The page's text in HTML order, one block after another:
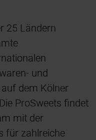
25 Ländern
und
dem Kölner
ProSweets findet
mit der
für zahlreiche